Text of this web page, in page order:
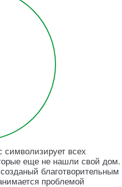
символизирует всех
еще не нашли свой дом.
благотворительным
проблемой